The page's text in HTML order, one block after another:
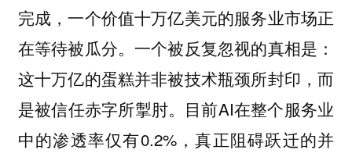
完成，一个价值十万亿美元的服务业市场正
在等待被瓜分。一个被反复忽视的真相是：
这十万亿的蛋糕并非被技术瓶颈所封印，而
是被信任赤字所掣肘。目前AI在整个服务业
中的渗透率仅有0.2%，真正阻碍跃迁的并